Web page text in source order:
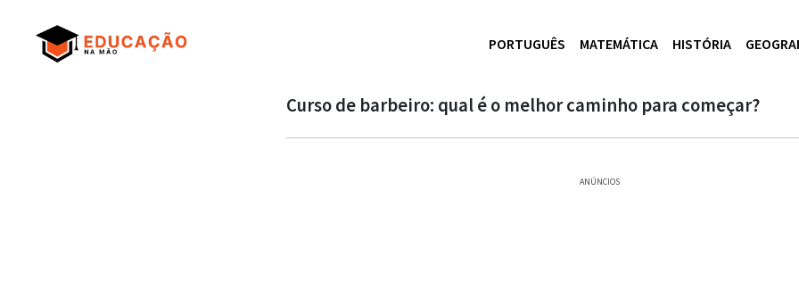
PORTUGUÊS MATEMÁTICA HISTÓRIA
Curso de barbeiro: qual é o melhor caminho para começar?
ANÚNCIOS